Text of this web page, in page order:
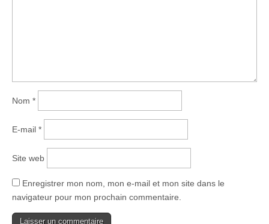
Nom *
E-mail *
Site web
Enregistrer mon nom, mon e-mail et mon site dans le
navigateur pour mon prochain commentaire.